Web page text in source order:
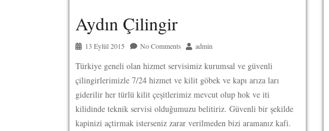
Aydın Çilingir
13 Eylül 2015 No Comments admin
Türkiye geneli olan hizmet servisimiz kurumsal ve güvenli
çilingirlerimizle 7/24 hizmet ve kilit göbek ve kapı arıza ları
giderilir her türlü kilit çeşitlerimiz mevcut olup hok ve iti
kilidinde teknik servisi olduğumuzu belitiriz. Güvenli bir şekilde
kapinizi açtirmak isterseniz zarar verilmeden bizi aramanız kafi.